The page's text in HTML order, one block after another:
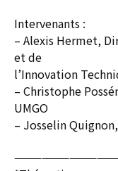
Intervenants :
– Alexis Hermet,
et de
l’Innovation
– Christophe
UMGO
– Josselin